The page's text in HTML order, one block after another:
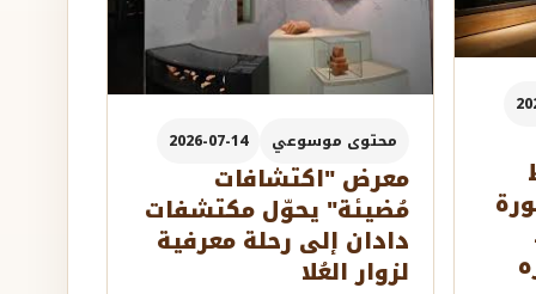
محتوى موسوعي 2026-07-14
معرض "اكتشافات
مُضيئة" يحوّل مكتشفات
دادان إلى رحلة معرفية
لزوار العُلا